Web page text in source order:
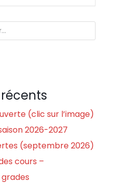
(clic sur l’image)
2026-2027
(septembre 2026)
cours –